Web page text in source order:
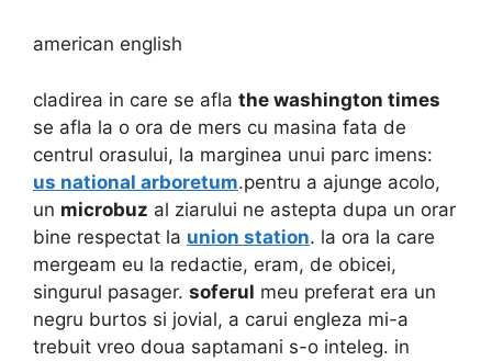
american english
cladirea in care se afla the washington times
se afla la o ora de mers cu masina fata de
centrul orasului, la marginea unui parc imens:
us national arboretum.pentru a ajunge acolo,
un microbuz al ziarului ne astepta dupa un orar
bine respectat la union station. la ora la care
mergeam eu la redactie, eram, de obicei,
singurul pasager. soferul meu preferat era un
negru burtos si jovial, a carui engleza mi-a
trebuit vreo doua saptamani s-o inteleg. in